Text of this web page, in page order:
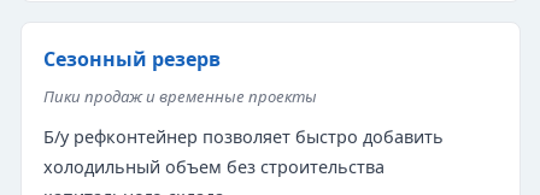
Сезонный резерв
Пики продаж и временные проекты
Б/у рефконтейнер позволяет быстро добавить
холодильный объем без строительства